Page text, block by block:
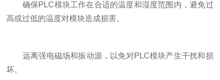
确保PLC模块工作在合适的温度和湿度范围内，避免过
高或过低的温度对模块造成损害。
远离强电磁场和振动源，以免对PLC模块产生干扰和损
坏。